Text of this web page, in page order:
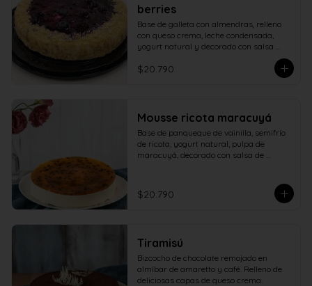
berries
Base de galleta con almendras, relleno
con queso crema, leche condensada,
yogurt natural y decorado con salsa
$20.790
Mousse ricota maracuyá
Base de panqueque de vainilla, semifrío
de ricota, yogurt natural, pulpa de
maracuyá, decorado con salsa de
$20.790
Tiramisú
Bizcocho de chocolate remojado en
almíbar de amaretto y café. Relleno de
deliciosas capas de queso crema.